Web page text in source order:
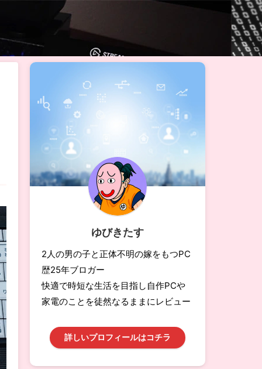
ゆびきたす
2人の男の子と正体不明の嫁をもつPC
歴25年ブロガー
快適で時短な生活を目指し自作PCや
家電のことを徒然なるままにレビュー
詳しいプロフィールはコチラ